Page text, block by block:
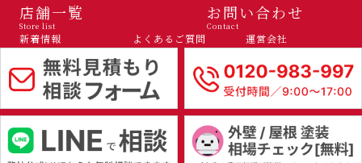
店舗一覧
Store list
お問い合わせ
Contact
新着情報 よくあるご質問 運営会社